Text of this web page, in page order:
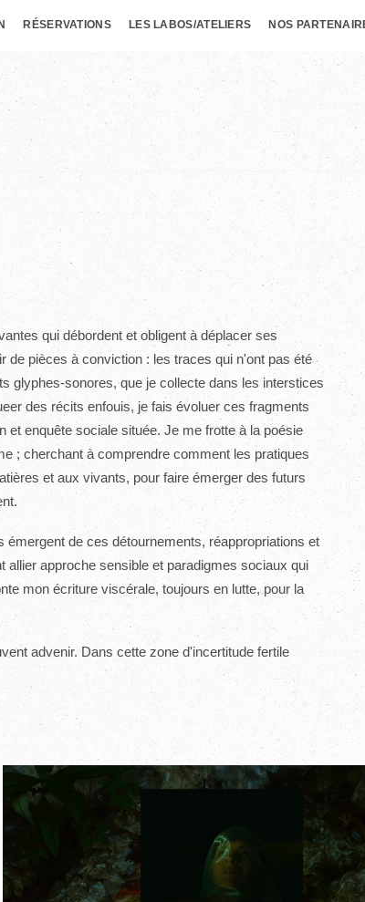
RÉSERVATIONS LES LABOS/ATELIERS NOS
qui débordent et obligent à déplacer ses
de pièces à conviction : les traces qui n'ont pas été
glyphes-sonores, que je collecte dans les interstices
des récits enfouis, je fais évoluer ces fragments
enquête sociale située. Je me frotte à la poésie
; cherchant à comprendre comment les pratiques
et aux vivants, pour faire émerger des futurs
de ces détournements, réappropriations et
approche sensible et paradigmes sociaux qui
mon écriture viscérale, toujours en lutte, pour la
advenir. Dans cette zone d'incertitude fertile